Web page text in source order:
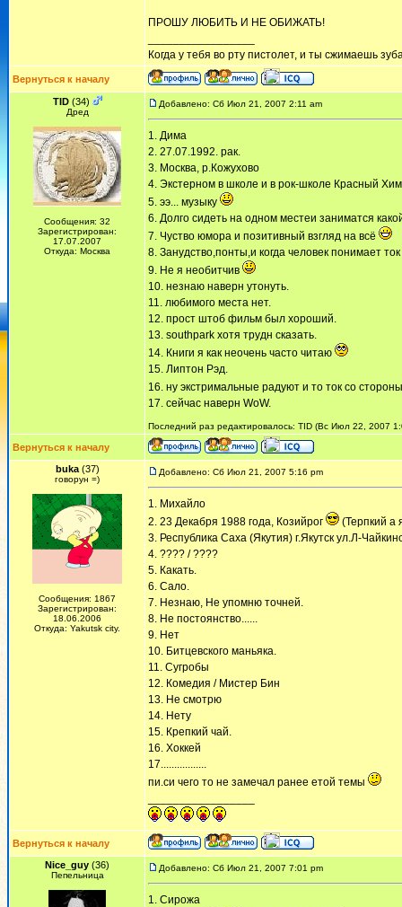
ПРОШУ ЛЮБИТЬ И НЕ ОБИЖАТЬ!
Когда у тебя во рту пистолет, и ты сжимаешь
Вернуться к началу
TID(34)
Дред
Сообщения: 32
Зарегистрирован:
17.07.2007
Откуда: Москва
Добавлено: Сб Июл 21, 2007 2:11 am
1. Дима
2. 27.07.1992. рак.
3. Москва, р.Кожухово
4. Экстерном в школе и в рок-школе Красный
5. ээ... музыку
6. Долго сидеть на одном местеи заниматся
7. Чуство юмора и позитивный взгляд на всё
8. Занудство,понты,и когда человек понимает
9. Не я необитчив
10. незнаю наверн утонуть.
11. любимого места нет.
12. прост штоб фильм был хороший.
13. southpark хотя трудн сказать.
14. Книги я как неочень часто читаю
15. Липтон Рэд.
16. ну экстримальные радуют и то ток со
17. сейчас наверн WoW.
Последний раз редактировалось: TID (Вс Июл 22, 2007
Вернуться к началу
buka(37)
говорун =)
Сообщения: 1867
Зарегистрирован:
18.06.2006
Откуда: Yakutsk city.
Добавлено: Сб Июл 21, 2007 5:16 pm
1. Михайло
2. 23 Декабря 1988 года, Козийрог
(Терпкий а
3. Республика Саха (Якутия) г.Якутск ул.Л-
4. ???? / ????
5. Какать.
6. Сало.
7. Незнаю, Не упомню точней.
8. Не постоянство......
9. Нет
10. Битцевского маньяка.
11. Сугробы
12. Комедия / Мистер Бин
13. Не смотрю
14. Нету
15. Крепкий чай.
16. Хоккей
17.................
пи.си чего то не замечал ранее етой темы
Вернуться к началу
Nice_guy (36)
Пепельница
Добавлено: Сб Июл 21, 2007 7:01 pm
1. Сирожа